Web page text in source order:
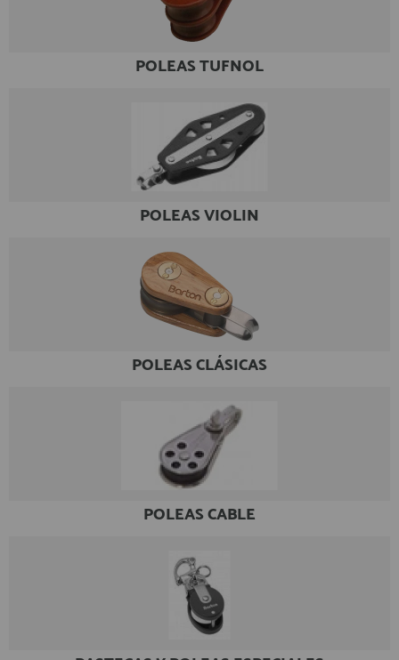
910 60 71 03
HORARIO de TIENDA:
de 10:00 a 20:00 de Lunes a Viernes
Sábados de 10:00 a 14:00
910 51 49 87 Whatsapp
info@francobordo.com
registro profesional
POLEAS TUFNOL
POLEAS VIOLIN
POLEAS CLÁSICAS
POLEAS CABLE